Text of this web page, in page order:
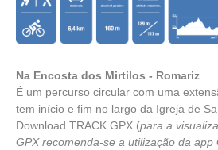
Na Encosta dos Mirtilos - Romariz
É um percurso circular com uma
tem início e fim no largo da Igreja de
Download TRACK GPX (para a
GPX recomenda-se a utilização da app